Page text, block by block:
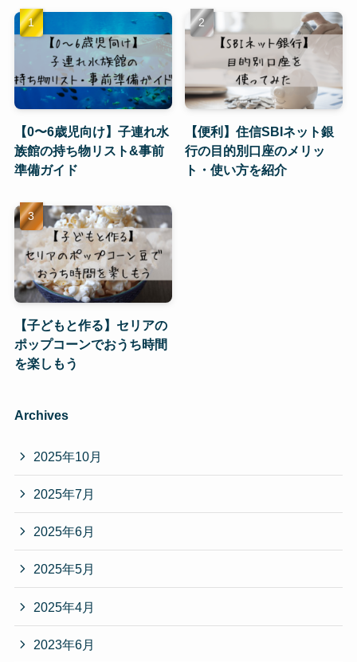
【0〜6歳児向け】子連れ水
族館の持ち物リスト&事前
準備ガイド
【便利】住信SBIネット銀
行の目的別口座のメリッ
ト・使い方を紹介
【子どもと作る】セリアの
ポップコーンでおうち時間
を楽しもう
Archives
2025年10月
2025年7月
2025年6月
2025年5月
2025年4月
2023年6月